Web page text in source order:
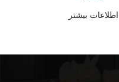
اطلاعات بیشتر